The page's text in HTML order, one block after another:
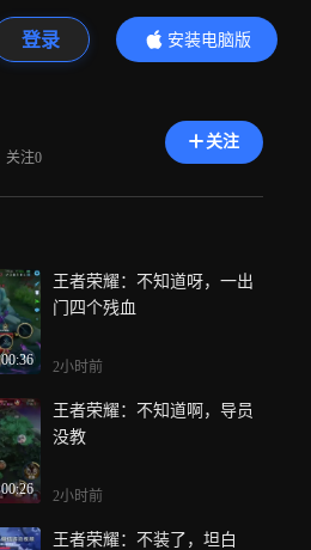
登录
安装电脑版
内容更精彩
关注0
关注
00:36
王者荣耀：不知道呀，一出
门四个残血
2小时前
00:26
王者荣耀：不知道啊，导员
没教
2小时前
王者荣耀：不装了，坦白